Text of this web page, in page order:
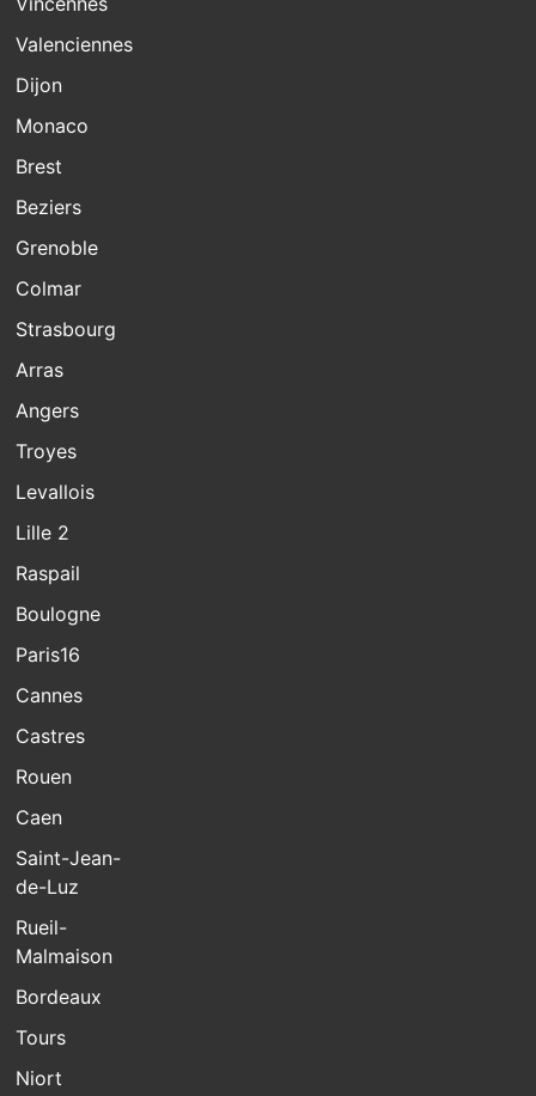
Valenciennes
Dijon
Monaco
Brest
Beziers
Grenoble
Colmar
Strasbourg
Arras
Angers
Troyes
Levallois
Lille 2
Raspail
Boulogne
Paris16
Cannes
Castres
Rouen
Caen
Saint-Jean-
de-Luz
Rueil-
Malmaison
Bordeaux
Tours
Niort